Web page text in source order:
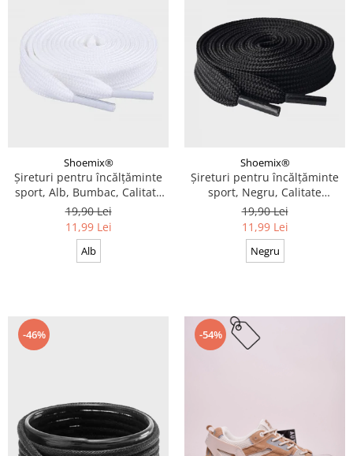
Shoemix®
Șireturi pentru încălțăminte
sport, Alb, Bumbac, Calitate
premium, 100 cm x 0.8 cm
19,90 Lei
11,99 Lei
Alb
Shoemix®
Șireturi pentru încălțăminte
sport, Negru, Calitate
premium, 110 cm x 0.8 cm
19,90 Lei
11,99 Lei
Negru
-46% -54%